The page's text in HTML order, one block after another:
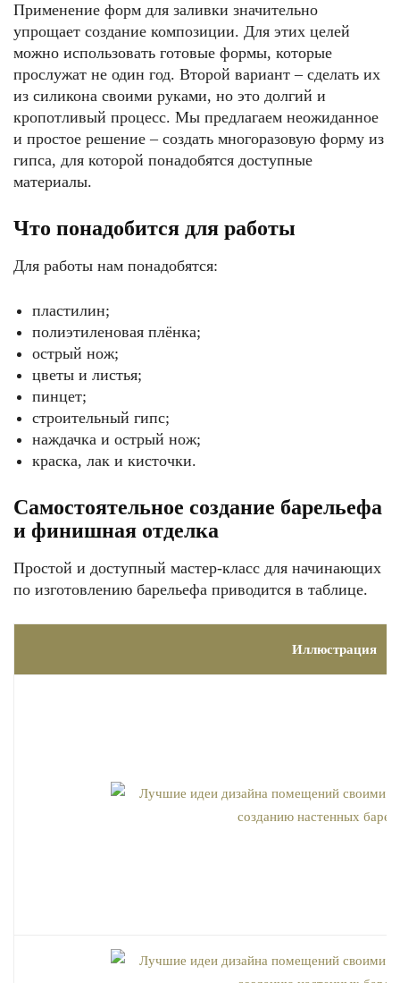
Применение форм для заливки значительно
упрощает создание композиции. Для этих целей
можно использовать готовые формы, которые
прослужат не один год. Второй вариант – сделать их
из силикона своими руками, но это долгий и
кропотливый процесс. Мы предлагаем неожиданное
и простое решение – создать многоразовую форму из
гипса, для которой понадобятся доступные
материалы.
Что понадобится для работы
Для работы нам понадобятся:
пластилин;
полиэтиленовая плёнка;
острый нож;
цветы и листья;
пинцет;
строительный гипс;
наждачка и острый нож;
краска, лак и кисточки.
Самостоятельное создание барельефа
и финишная отделка
Простой и доступный мастер-класс для начинающих
по изготовлению барельефа приводится в таблице.
Иллюстрация